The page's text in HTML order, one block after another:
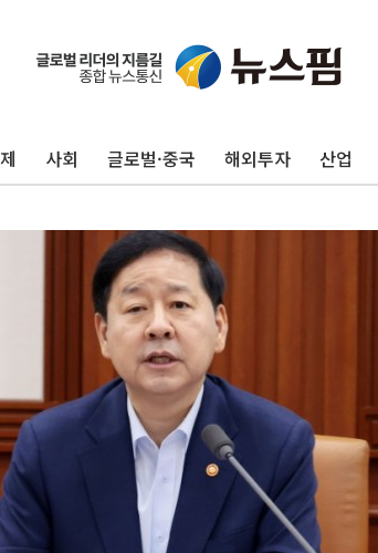
사회 글로벌·중국 해외투자 산업